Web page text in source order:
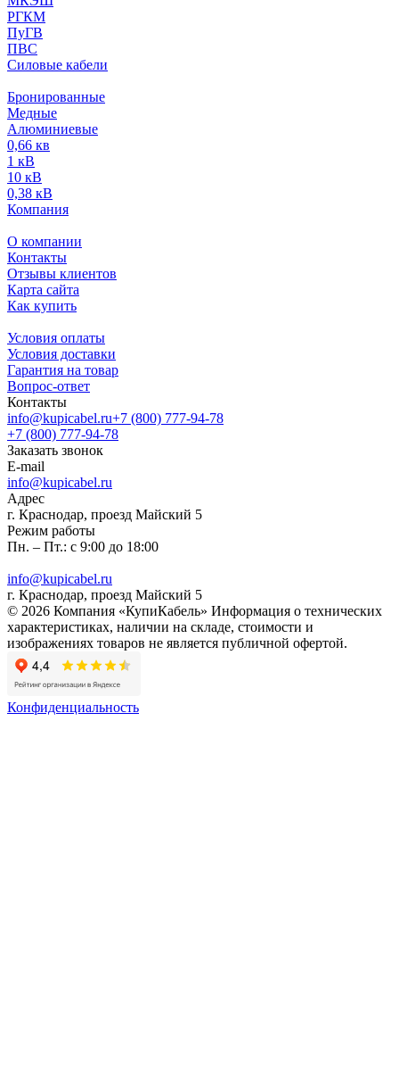
РГКМ
ПуГВ
ПВС
Силовые кабели
Бронированные
Медные
Алюминиевые
0,66 кв
1 кВ
10 кВ
0,38 кВ
Компания
О компании
Контакты
Отзывы клиентов
Карта сайта
Как купить
Условия оплаты
Условия доставки
Гарантия на товар
Вопрос-ответ
Контакты
info@kupicabel.ru+7 (800) 777-94-78
+7 (800) 777-94-78
Заказать звонок
E-mail
info@kupicabel.ru
Адрес
г. Краснодар, проезд Майский 5
Режим работы
Пн. – Пт.: с 9:00 до 18:00
info@kupicabel.ru
г. Краснодар, проезд Майский 5
© 2026 Компания «КупиКабель» Информация о технических
характеристиках, наличии на складе, стоимости и
изображениях товаров не является публичной офертой.
Конфиденциальность